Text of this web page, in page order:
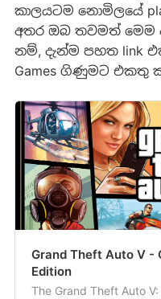
කාලයටම නොමිලයේ
අතර ඔබ තවමත් මෙම
නම්, දැන්ම පහත link
Games ගිණුමට එකතු
Grand Theft Auto V -
Edition
The Grand Theft Auto